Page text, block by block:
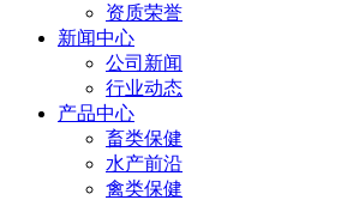
资质荣誉
新闻中心
公司新闻
行业动态
产品中心
畜类保健
水产前沿
禽类保健